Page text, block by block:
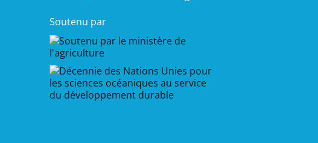
Soutenu par